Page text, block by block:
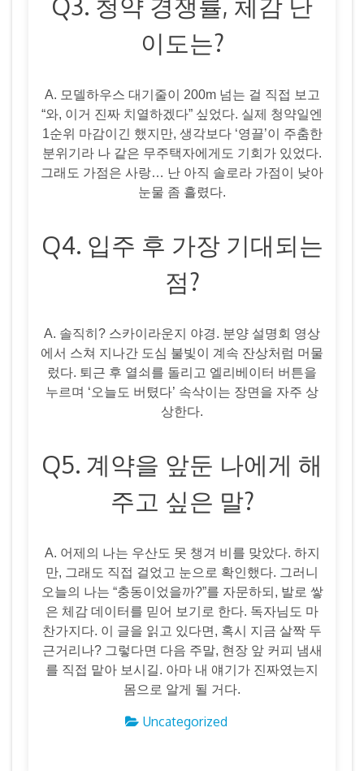
이도는?
A. 모델하우스 대기줄이 200m 넘는 걸 직접 보고
“와, 이거 진짜 치열하겠다” 싶었다. 실제 청약일엔
1순위 마감이긴 했지만, 생각보다 ‘영끌’이 주춤한
분위기라 나 같은 무주택자에게도 기회가 있었다.
그래도 가점은 사랑… 난 아직 솔로라 가점이 낮아
눈물 좀 흘렸다.
Q4. 입주 후 가장 기대되는
점?
A. 솔직히? 스카이라운지 야경. 분양 설명회 영상
에서 스쳐 지나간 도심 불빛이 계속 잔상처럼 머물
렀다. 퇴근 후 열쇠를 돌리고 엘리베이터 버튼을
누르며 ‘오늘도 버텼다’ 속삭이는 장면을 자주 상
상한다.
Q5. 계약을 앞둔 나에게 해
주고 싶은 말?
A. 어제의 나는 우산도 못 챙겨 비를 맞았다. 하지
만, 그래도 직접 걸었고 눈으로 확인했다. 그러니
오늘의 나는 “충동이었을까?”를 자문하되, 발로 쌓
은 체감 데이터를 믿어 보기로 한다. 독자님도 마
찬가지다. 이 글을 읽고 있다면, 혹시 지금 살짝 두
근거리나? 그렇다면 다음 주말, 현장 앞 커피 냄새
를 직접 맡아 보시길. 아마 내 얘기가 진짜였는지
몸으로 알게 될 거다.
Uncategorized